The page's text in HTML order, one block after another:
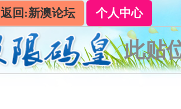
返回:新澳论坛 个人中心
此贴